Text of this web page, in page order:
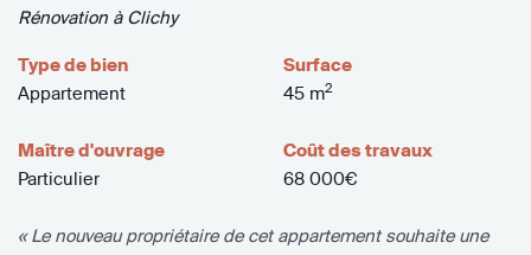
Rénovation à Clichy
Type de bien
Appartement
Surface
45 m2
Maître d'ouvrage
Particulier
Coût des travaux
68 000€
« Le nouveau propriétaire de cet appartement souhaite une